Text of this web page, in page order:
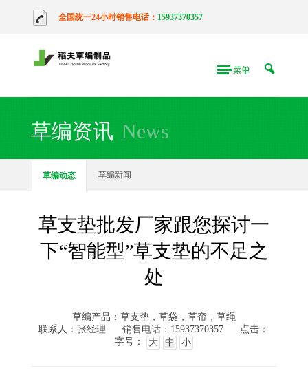
全国统一24小时销售电话： 15937370357
草编资讯 News
草编动态 草编新闻
草支垫批发厂家跟您探讨一
下“智能型”草支垫的不足之
处
草编产品：草支垫，草袋，草帘，草绳
联系人：张经理
销售电话：15937370357
点击：
字号：
大 中 小